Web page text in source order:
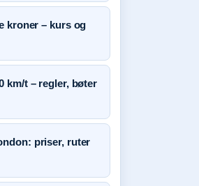
kroner – kurs og
km/t – regler, bøter
priser, ruter